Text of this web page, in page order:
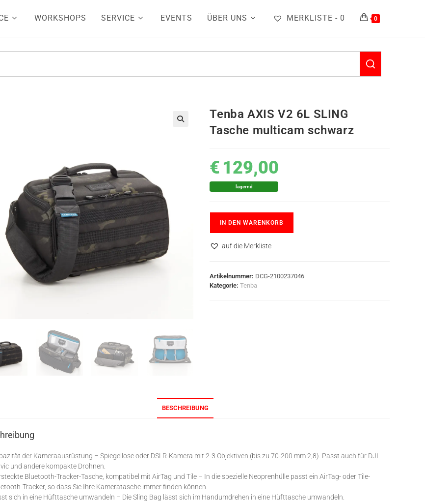
WORKSHOPS SERVICE EVENTS ÜBER UNS MERKLISTE - 0 0
Tenba AXIS V2 6L SLING
Tasche multicam schwarz
€ 129,00
lagernd
IN DEN WARENKORB
auf die Merkliste
Artikelnummer: DCG-2100237046
Kategorie:Tenba
BESCHREIBUNG
der Kameraausrüstung – Spiegellose oder DSLR-Kamera mit 2-3 Objektiven (bis zu 70-200 mm 2,8). Passt auch für DJI
und andere kompakte Drohnen.
Bluetooth-Tracker-Tasche, kompatibel mit AirTag und Tile – In die spezielle Neoprenhülle passt ein AirTag- oder Tile-
Tracker, so dass Sie Ihre Kameratasche immer finden können.
sich in eine Hüfttasche umwandeln – Die Sling Bag lässt sich im Handumdrehen in eine Hüfttasche umwandeln.